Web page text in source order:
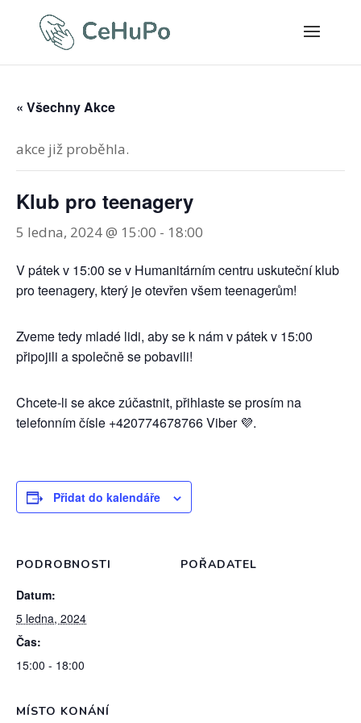
« Všechny Akce
akce již proběhla.
Klub pro teenagery
5 ledna, 2024 @ 15:00 - 18:00
V pátek v 15:00 se v Humanitárním centru uskuteční klub
pro teenagery, který je otevřen všem teenagerům!
Zveme tedy mladé lidi, aby se k nám v pátek v 15:00
připojili a společně se pobavili!
Chcete-li se akce zúčastnit, přihlaste se prosím na
telefonním čísle +420774678766 Viber 💜.
Přidat do kalendáře
PODROBNOSTI
Datum:
5 ledna, 2024
Čas:
15:00 - 18:00
POŘADATEL
MÍSTO KONÁNÍ